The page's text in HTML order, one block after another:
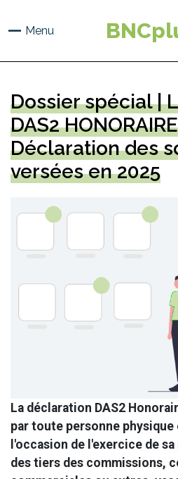
principal
Menu
Dossier spécial |
DAS2
Déclaration des
versées en 2025
La déclaration DAS2
par toute personne physique
l'occasion de l'exercice de
des tiers des commissions,